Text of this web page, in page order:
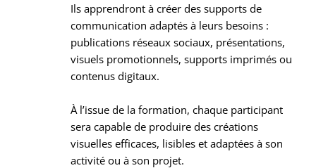
Ils apprendront à créer des supports de
communication adaptés à leurs besoins :
publications réseaux sociaux, présentations,
visuels promotionnels, supports imprimés ou
contenus digitaux.
À l’issue de la formation, chaque participant
sera capable de produire des créations
visuelles efficaces, lisibles et adaptées à son
activité ou à son projet.